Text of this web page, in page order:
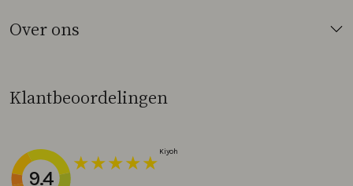
Over ons
Klantbeoordelingen
9.4